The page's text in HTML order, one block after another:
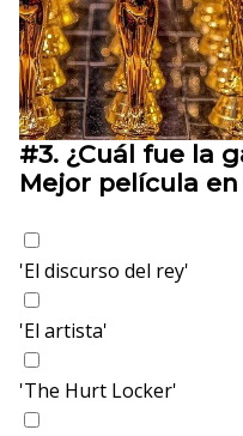
#3. ¿Cuál fue la
Mejor película en
'El discurso del rey'
'El artista'
'The Hurt Locker'